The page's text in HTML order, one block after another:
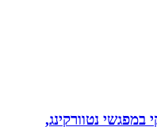
נטוורקינג,